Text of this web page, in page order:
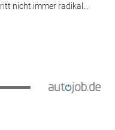
nicht immer radikal...